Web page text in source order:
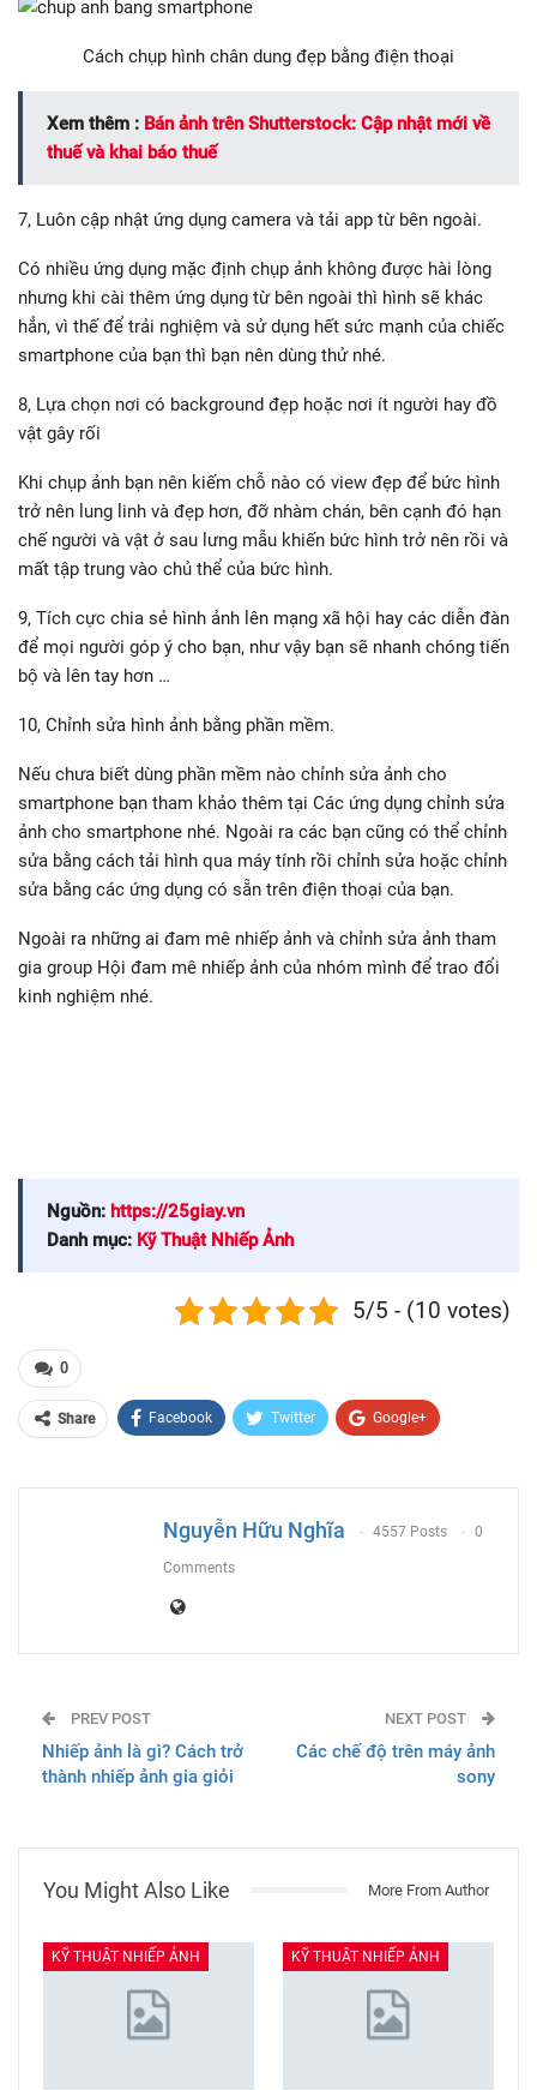
Cách chụp hình chân dung đẹp bằng điện thoại
Xem thêm : Bán ảnh trên Shutterstock: Cập nhật mới về
thuế và khai báo thuế
7, Luôn cập nhật ứng dụng camera và tải app từ bên ngoài.
Có nhiều ứng dụng mặc định chụp ảnh không được hài lòng
nhưng khi cài thêm ứng dụng từ bên ngoài thì hình sẽ khác
hẳn, vì thế để trải nghiệm và sử dụng hết sức mạnh của chiếc
smartphone của bạn thì bạn nên dùng thử nhé.
8, Lựa chọn nơi có background đẹp hoặc nơi ít người hay đồ
vật gây rối
Khi chụp ảnh bạn nên kiếm chỗ nào có view đẹp để bức hình
trở nên lung linh và đẹp hơn, đỡ nhàm chán, bên cạnh đó hạn
chế người và vật ở sau lưng mẫu khiến bức hình trở nên rồi và
mất tập trung vào chủ thể của bức hình.
9, Tích cực chia sẻ hình ảnh lên mạng xã hội hay các diễn đàn
để mọi người góp ý cho bạn, như vậy bạn sẽ nhanh chóng tiến
bộ và lên tay hơn …
10, Chỉnh sửa hình ảnh bằng phần mềm.
Nếu chưa biết dùng phần mềm nào chỉnh sửa ảnh cho
smartphone bạn tham khảo thêm tại Các ứng dụng chỉnh sửa
ảnh cho smartphone nhé. Ngoài ra các bạn cũng có thể chỉnh
sửa bằng cách tải hình qua máy tính rồi chỉnh sửa hoặc chỉnh
sửa bằng các ứng dụng có sẵn trên điện thoại của bạn.
Ngoài ra những ai đam mê nhiếp ảnh và chỉnh sửa ảnh tham
gia group Hội đam mê nhiếp ảnh của nhóm mình để trao đổi
kinh nghiệm nhé.
Nguồn: https://25giay.vn
Danh mục: Kỹ Thuật Nhiếp Ảnh
5/5 - (10 votes)
0
Share Facebook Twitter Google+
Nguyễn Hữu Nghĩa 4557 Posts 0
Comments
PREV POST
Nhiếp ảnh là gì? Cách trở
thành nhiếp ảnh gia giỏi
NEXT POST
Các chế độ trên máy ảnh
sony
You Might Also Like More From Author
KỸ THUẬT NHIẾP ẢNH KỸ THUẬT NHIẾP ẢNH